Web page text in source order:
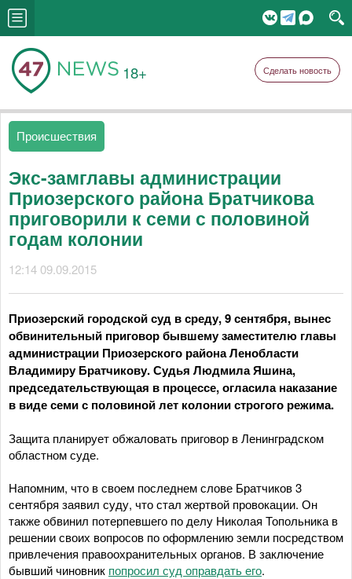
18+ Сделать новость
Происшествия
Экс-замглавы администрации
Приозерского района Братчикова
приговорили к семи с половиной
годам колонии
12:14 09.09.2015
Приозерский городской суд в среду, 9 сентября, вынес
обвинительный приговор бывшему заместителю главы
администрации Приозерского района Ленобласти
Владимиру Братчикову. Судья Людмила Яшина,
председательствующая в процессе, огласила наказание
в виде семи с половиной лет колонии строгого режима.
Защита планирует обжаловать приговор в Ленинградском
областном суде.
Напомним, что в своем последнем слове Братчиков 3
сентября заявил суду, что стал жертвой провокации. Он
также обвинил потерпевшего по делу Николая Топольника в
решении своих вопросов по оформлению земли посредством
привлечения правоохранительных органов. В заключение
бывший чиновник попросил суд оправдать его.